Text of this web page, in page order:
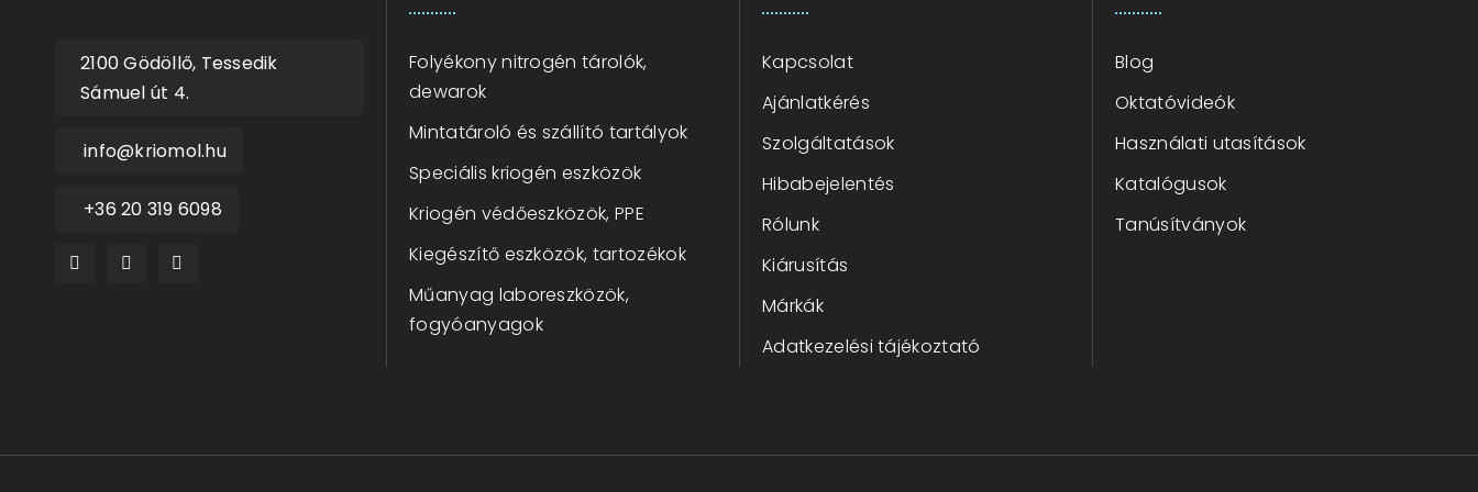
2100 Gödöllő, Tessedik
Sámuel út 4.
info@kriomol.hu
+36 20 319 6098
Folyékony nitrogén tárolók,
dewarok
Mintatároló és szállító tartályok
Speciális kriogén eszközök
Kriogén védőeszközök, PPE
Kiegészítő eszközök, tartozékok
Műanyag laboreszközök,
fogyóanyagok
Kapcsolat
Ajánlatkérés
Szolgáltatások
Hibabejelentés
Rólunk
Kiárusítás
Márkák
Adatkezelési tájékoztató
Blog
Oktatóvideók
Használati utasítások
Katalógusok
Tanúsítványok